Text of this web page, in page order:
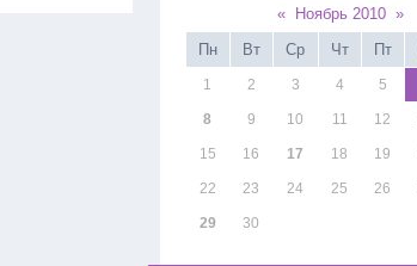
« Ноябрь 2010 »
Пн
Вт Ср Чт Пт
1 2 3 4 5
8 9 10 11 12
15 16 17 18 19
22 23 24 25 26
29 30